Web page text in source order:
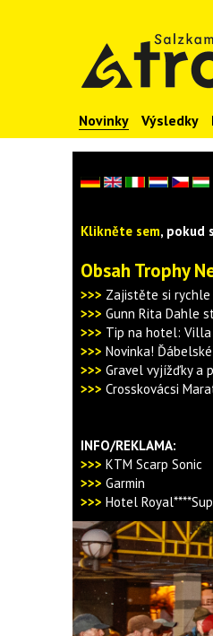
Novinky Výsledky
Klikněte sem, pokud
Obsah Trophy
>>> Zajistěte si
>>> Gunn Rita Dahle
>>> Tip na hotel: Villa
>>> Novinka!
>>> Gravel vyjížďky a
>>> Crosskovácsi
INFO/REKLAMA:
>>> KTM Scarp Sonic
>>> Garmin
>>> Hotel